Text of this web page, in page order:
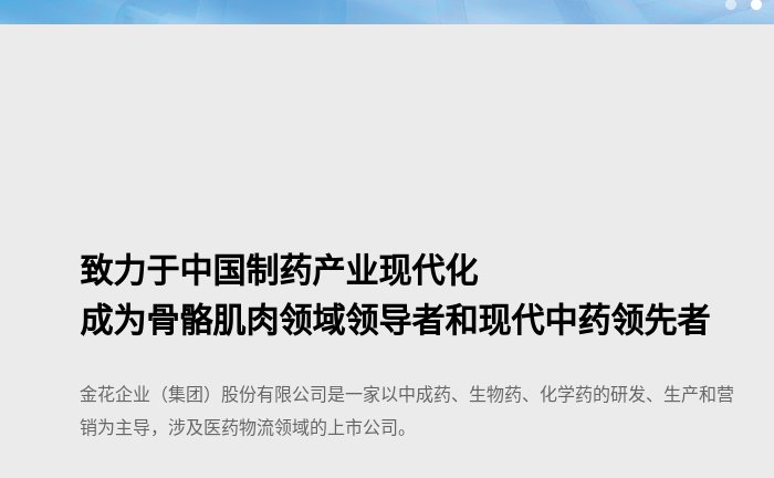
致力于中国制药产业现代化
成为骨骼肌肉领域领导者和现代中药领先者
金花企业（集团）股份有限公司是一家以中成药、生物药、化学药的研发、生产和营
销为主导，涉及医药物流领域的上市公司。